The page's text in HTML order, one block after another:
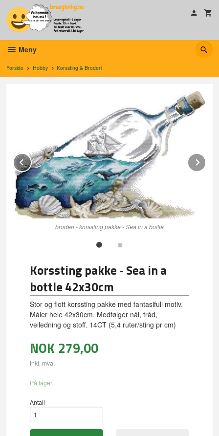
innholdet
Meny
Forside Hobby Korssting & Broderi
broderi - korssting pakke - Sea in a bottle
Prev
Korssting pakke - Sea in a
bottle 42x30cm
Stor og flott korssting pakke med fantasifull motiv.
Måler hele 42x30cm. Medfølger nål, tråd,
veiledning og stoff. 14CT (5,4 ruter/sting pr cm)
NOK 279,00
inkl. mva.
På lager
Antall